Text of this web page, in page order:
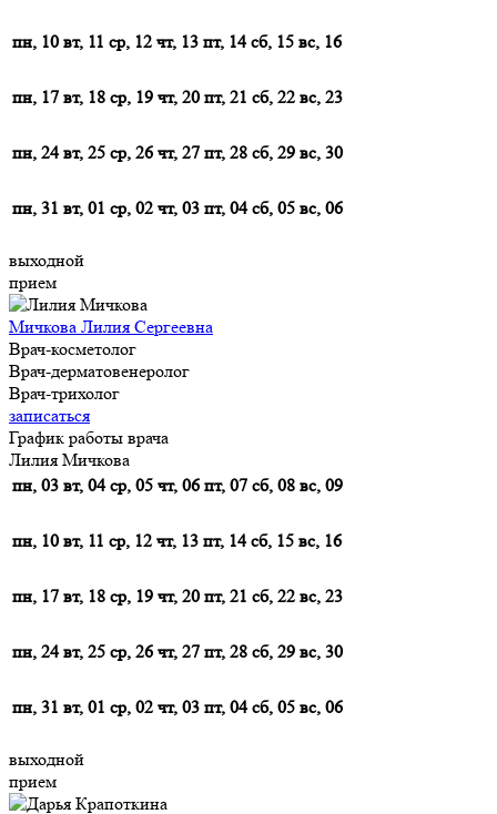
пн, 10 вт, 11 ср, 12 чт, 13 пт, 14 сб, 15 вс, 16
пн, 17 вт, 18 ср, 19 чт, 20 пт, 21 сб, 22 вс, 23
пн, 24 вт, 25 ср, 26 чт, 27 пт, 28 сб, 29 вс, 30
пн, 31 вт, 01 ср, 02 чт, 03 пт, 04 сб, 05 вс, 06
выходной
прием
Мичкова Лилия Сергеевна
Врач-косметолог
Врач-дерматовенеролог
Врач-трихолог
записаться
График работы врача
Лилия Мичкова
пн, 03 вт, 04 ср, 05 чт, 06 пт, 07 сб, 08 вс, 09
пн, 10 вт, 11 ср, 12 чт, 13 пт, 14 сб, 15 вс, 16
пн, 17 вт, 18 ср, 19 чт, 20 пт, 21 сб, 22 вс, 23
пн, 24 вт, 25 ср, 26 чт, 27 пт, 28 сб, 29 вс, 30
пн, 31 вт, 01 ср, 02 чт, 03 пт, 04 сб, 05 вс, 06
выходной
прием